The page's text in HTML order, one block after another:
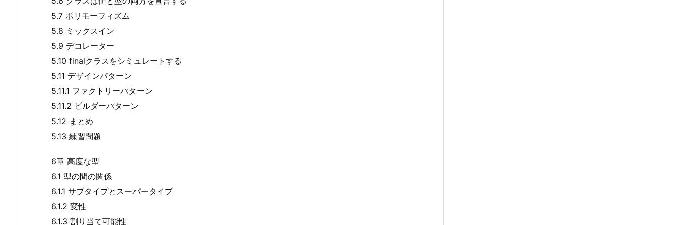
5.7 ポリモーフィズム
5.8 ミックスイン
5.9 デコレーター
5.10 finalクラスをシミュレートする
5.11 デザインパターン
5.11.1 ファクトリーパターン
5.11.2 ビルダーパターン
5.12 まとめ
5.13 練習問題
6章 高度な型
6.1 型の間の関係
6.1.1 サブタイプとスーパータイプ
6.1.2 変性
6.1.3 割り当て可能性